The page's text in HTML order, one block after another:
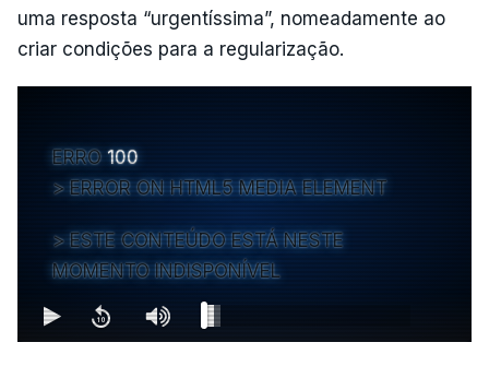
uma resposta “urgentíssima”, nomeadamente ao
criar condições para a regularização.
ERRO 100
ERROR ON HTML5 MEDIA ELEMENT
ESTE CONTEÚDO ESTÁ NESTE
MOMENTO INDISPONÍVEL